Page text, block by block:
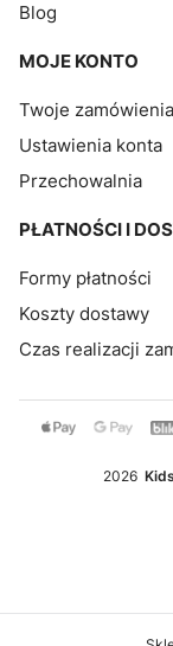
Blog
MOJE KONTO
Twoje zamówienia
Ustawienia konta
Przechowalnia
PŁATNOŚCI I
Formy płatności
Koszty dostawy
Czas realizacji
2026